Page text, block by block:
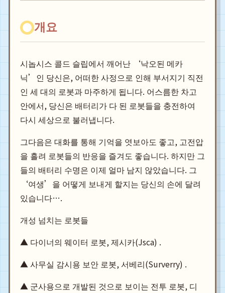
개요
시놉시스 콜드 슬립에서 깨어난 ‘낙오된 메카
닉’인 당신은, 어떠한 사정으로 인해 부서지기 직전
인 세 대의 로봇과 마주하게 됩니다. 어스름한 차고
안에서, 당신은 배터리가 다 된 로봇들을 충전하여
다시 세상으로 불러냅니다.
그다음은 대화를 통해 기억을 엿보아도 좋고, 고전압
을 흘려 로봇들의 반응을 즐겨도 좋습니다. 하지만 그
들의 배터리 수명은 이제 얼마 남지 않았습니다. 그
‘여생’을 어떻게 보내게 할지는 당신의 손에 달려
있습니다….
개성 넘치는 로봇들
▲ 다이너의 웨이터 로봇, 제시카(Jsca) .
▲ 사무실 감시용 보안 로봇, 서베리(Surverry) .
▲ 군사용으로 개발된 것으로 보이는 전투 로봇, 디